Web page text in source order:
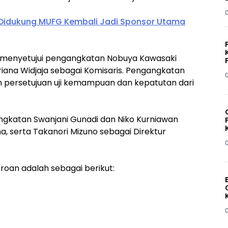
MUFG Kembali Jadi Sponsor Utama
pengangkatan Nobuya Kawasaki
Widjaja sebagai Komisaris. Pengangkatan
uji kemampuan dan kepatutan dari
Swanjani Gunadi dan Niko Kurniawan
serta Takanori Mizuno sebagai Direktur
adalah sebagai berikut: